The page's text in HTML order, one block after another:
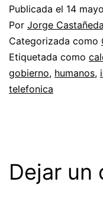
Publicada el 14
Por Jorge Castañeda
Categorizada como
Etiquetada como
gobierno, humanos,
telefonica
Dejar un